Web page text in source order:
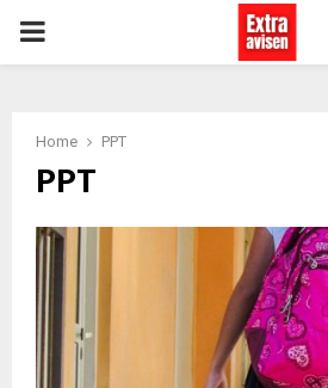
PRIMARY
Home PPT
PPT